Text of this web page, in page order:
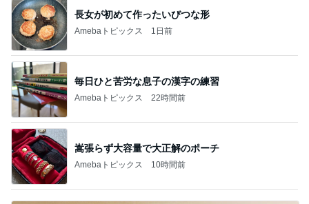
長女が初めて作ったいびつな形
Amebaトピックス 1日前
毎日ひと苦労な息子の漢字の練習
Amebaトピックス 22時間前
嵩張らず大容量で大正解のポーチ
Amebaトピックス 10時間前